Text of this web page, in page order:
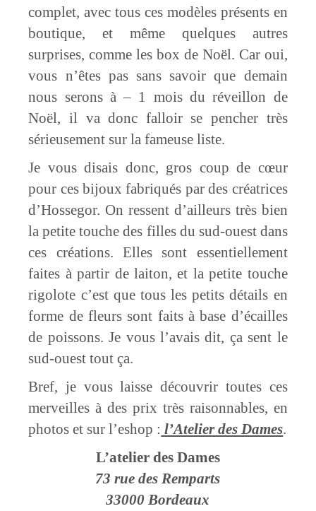
complet, avec tous ces modèles présents en
boutique, et même quelques autres
surprises, comme les box de Noël. Car oui,
vous n’êtes pas sans savoir que demain
nous serons à – 1 mois du réveillon de
Noël, il va donc falloir se pencher très
sérieusement sur la fameuse liste.
Je vous disais donc, gros coup de cœur
pour ces bijoux fabriqués par des créatrices
d’Hossegor. On ressent d’ailleurs très bien
la petite touche des filles du sud-ouest dans
ces créations. Elles sont essentiellement
faites à partir de laiton, et la petite touche
rigolote c’est que tous les petits détails en
forme de fleurs sont faits à base d’écailles
de poissons. Je vous l’avais dit, ça sent le
sud-ouest tout ça.
Bref, je vous laisse découvrir toutes ces
merveilles à des prix très raisonnables, en
photos et sur l’eshop : l’Atelier des Dames.
L’atelier des Dames
73 rue des Remparts
33000 Bordeaux